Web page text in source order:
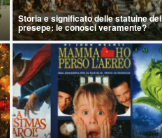
Storia e significato delle statuine del
presepe: le conosci veramente?